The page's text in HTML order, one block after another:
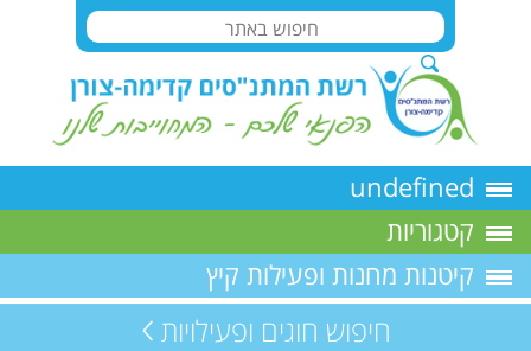
undefined
קטגוריות
קיטנות מחנות ופעילות קיץ
חיפוש חוגים ופעילויות